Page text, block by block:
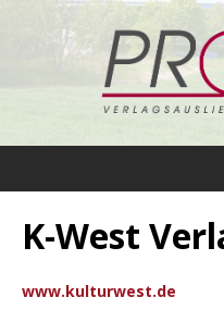
K-West
www.kulturwest.de